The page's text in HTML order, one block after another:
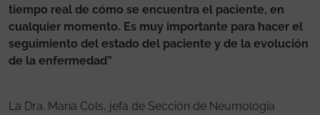
tiempo real de cómo se encuentra el paciente, en
cualquier momento. Es muy importante para hacer el
seguimiento del estado del paciente y de la evolución
de la enfermedad”.
La Dra. Maria Cols, jefa de Sección de Neumología